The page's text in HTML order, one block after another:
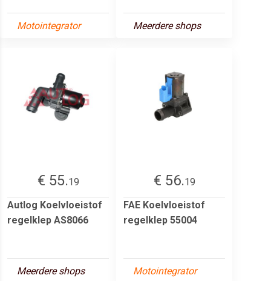
Motointegrator Meerdere shops
€ 55.19
Autlog Koelvloeistof
regelklep AS8066
Meerdere shops
€ 56.19
FAE Koelvloeistof
regelklep 55004
Motointegrator